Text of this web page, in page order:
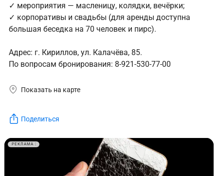
✓ мероприятия — масленицу, колядки, вечёрки;
✓ корпоративы и свадьбы (для аренды доступна
большая беседка на 70 человек и пирс).
Адрес: г. Кириллов, ул. Калачёва, 85.
По вопросам бронирования: 8-921-530-77-00
Показать на карте
Поделиться
РЕКЛАМА